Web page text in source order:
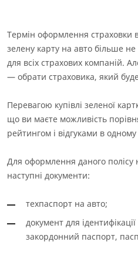
Термін оформлення страховки
зелену карту на авто більше
для всіх страхових компаній.
— обрати страховика, який
Перевагою купівлі зеленої
що ви маєте можливість
рейтингом і відгуками в одному
Для оформлення даного полісу
наступні документи:
техпаспорт на авто;
документ для
закордонний паспорт,